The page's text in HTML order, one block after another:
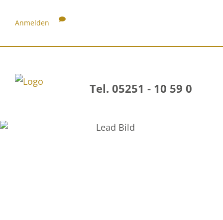
Anmelden
Tel. 05251 - 10 59 0